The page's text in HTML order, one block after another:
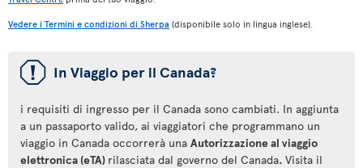
Vedere i Termini e condizioni di Sherpa (disponibile solo in lingua inglese).
ü In Viaggio per il Canada?
i requisiti di ingresso per il Canada sono cambiati. In aggiunta
a un passaporto valido, ai viaggiatori che programmano un
viaggio in Canada occorrerà una Autorizzazione al viaggio
elettronica (eTA) rilasciata dal governo del Canada. Visita il